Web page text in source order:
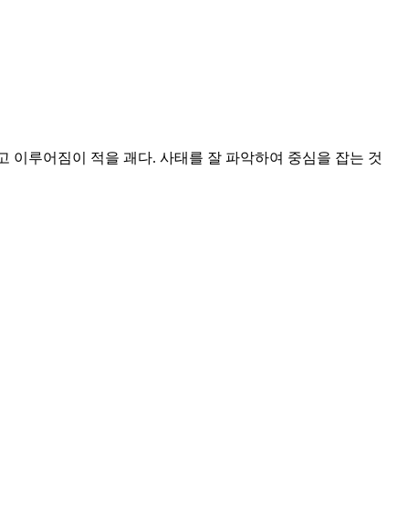
이루어짐이 적을 괘다. 사태를 잘 파악하여 중심을 잡는 것